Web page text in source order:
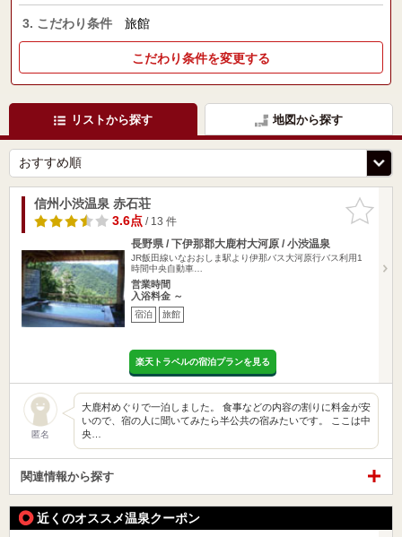
3. こだわり条件 旅館
こだわり条件を変更する
リストから探す 地図から探す
お気に入
りに追加
信州小渋温泉 赤石荘
3.6点/ 13 件
長野県 / 下伊那郡大鹿村大河原 / 小渋温泉
JR飯田線いなおおしま駅より伊那バス大河原行バス利用1
時間中央自動車…
営業時間
入浴料金 ～
宿泊 旅館
楽天トラベルの宿泊プランを見る
匿名
大鹿村めぐりで一泊しました。 食事などの内容の割りに料金が安
いので、宿の人に聞いてみたら半公共の宿みたいです。 ここは中
央…
関連情報から探す
近くのオススメ温泉クーポン